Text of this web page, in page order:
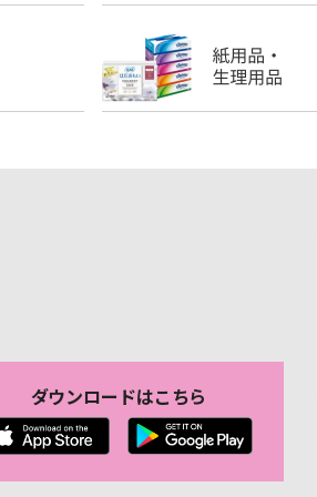
ダウンロードはこちら